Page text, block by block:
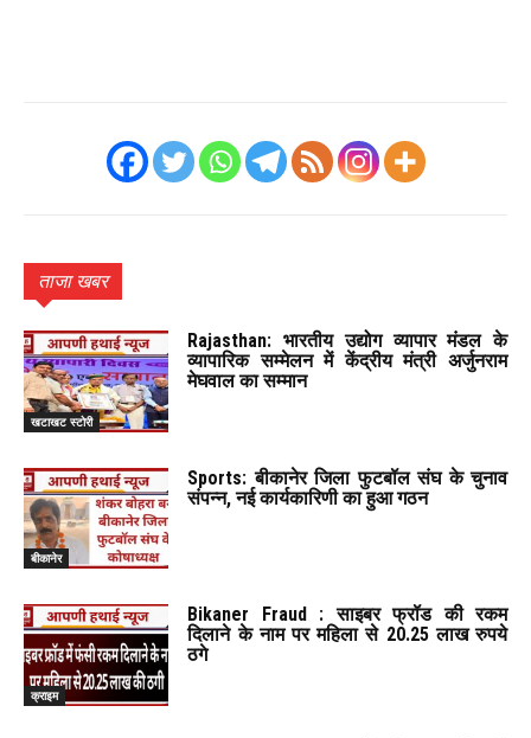
ताजा खबर
खटाखट स्टोरी
Rajasthan: भारतीय उद्योग व्यापार मंडल के
व्यापारिक सम्मेलन में केंद्रीय मंत्री अर्जुनराम
मेघवाल का सम्मान
बीकानेर
Sports: बीकानेर जिला फुटबॉल संघ के चुनाव
संपन्न, नई कार्यकारिणी का हुआ गठन
क्राइम
Bikaner Fraud : साइबर फ्रॉड की रकम
दिलाने के नाम पर महिला से 20.25 लाख रुपये
ठगे